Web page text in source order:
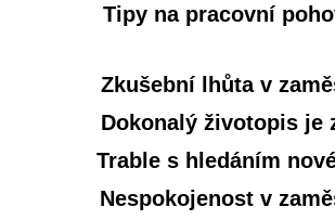
Tipy na pracovní
Zkušební lhůta v
Dokonalý životopis je
Trable s hledáním
Nespokojenost v